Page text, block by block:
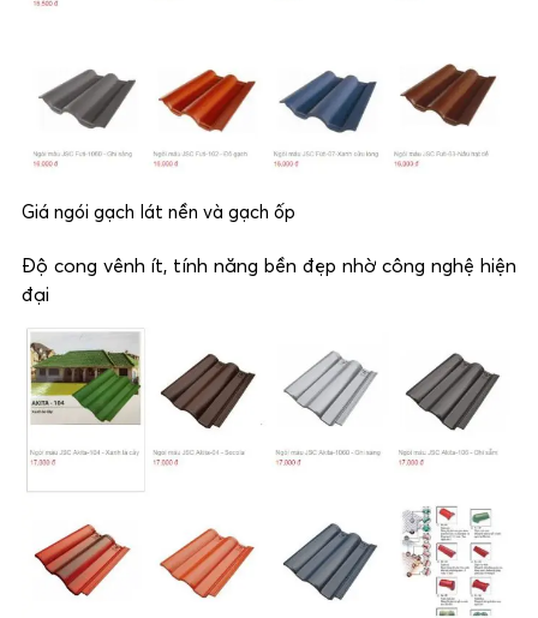
Giá ngói gạch lát nền và gạch ốp
Độ cong vênh ít, tính năng bền đẹp nhờ công nghệ hiện
đại